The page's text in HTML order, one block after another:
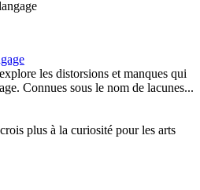
les distorsions et manques qui
Connues sous le nom de lacunes...